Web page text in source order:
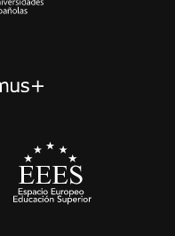
Conferencia de
universia